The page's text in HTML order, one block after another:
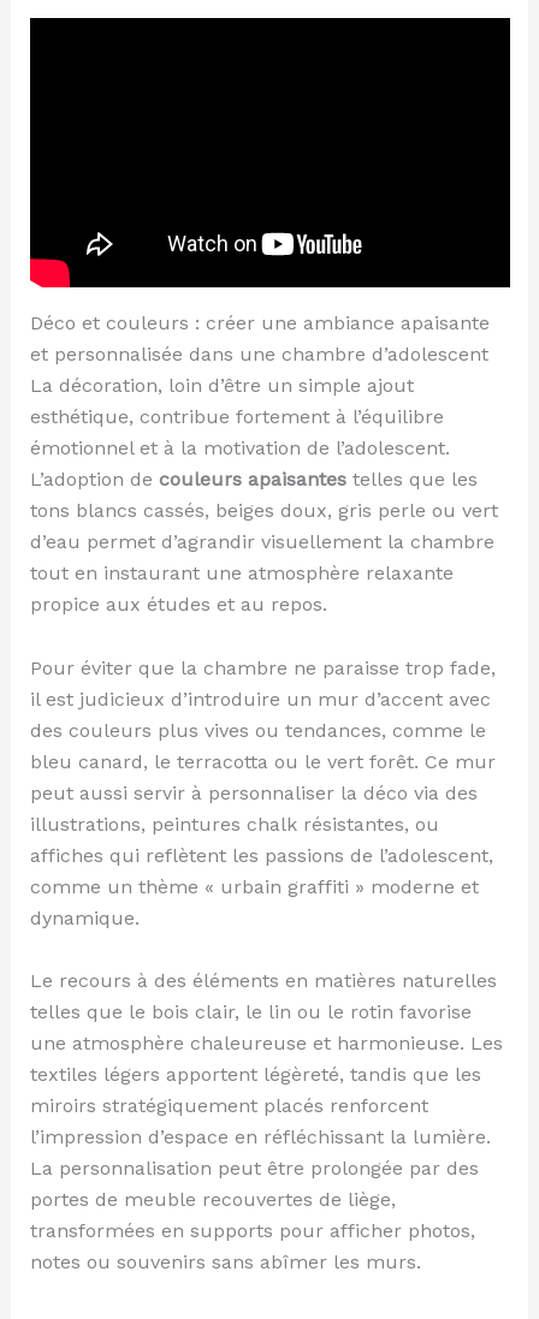
Déco et couleurs : créer une ambiance apaisante
et personnalisée dans une chambre d’adolescent
La décoration, loin d’être un simple ajout
esthétique, contribue fortement à l’équilibre
émotionnel et à la motivation de l’adolescent.
L’adoption de couleurs apaisantestelles que les
tons blancs cassés, beiges doux, gris perle ou vert
d’eau permet d’agrandir visuellement la chambre
tout en instaurant une atmosphère relaxante
propice aux études et au repos.
Pour éviter que la chambre ne paraisse trop fade,
il est judicieux d’introduire un mur d’accent avec
des couleurs plus vives ou tendances, comme le
bleu canard, le terracotta ou le vert forêt. Ce mur
peut aussi servir à personnaliser la déco via des
illustrations, peintures chalk résistantes, ou
affiches qui reflètent les passions de l’adolescent,
comme un thème « urbain graffiti » moderne et
dynamique.
Le recours à des éléments en matières naturelles
telles que le bois clair, le lin ou le rotin favorise
une atmosphère chaleureuse et harmonieuse. Les
textiles légers apportent légèreté, tandis que les
miroirs stratégiquement placés renforcent
l’impression d’espace en réfléchissant la lumière.
La personnalisation peut être prolongée par des
portes de meuble recouvertes de liège,
transformées en supports pour afficher photos,
notes ou souvenirs sans abîmer les murs.